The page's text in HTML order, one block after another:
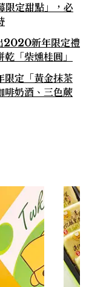
限定甜點」，必
新年限定禮
「柴燻桂圓」
限定「黃金抹茶
啡奶酒、三色蕨